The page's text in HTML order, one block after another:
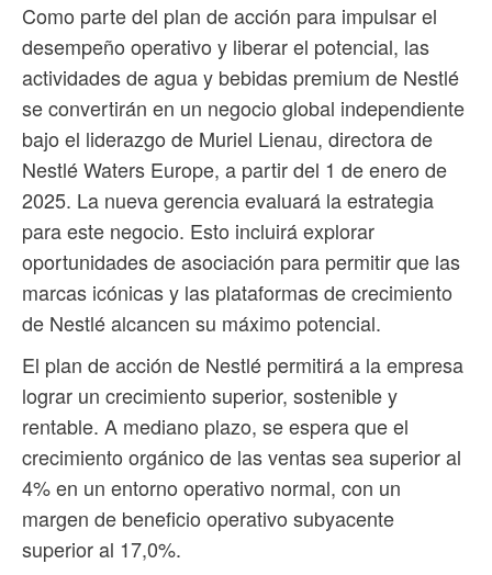
Como parte del plan de acción para impulsar el
desempeño operativo y liberar el potencial, las
actividades de agua y bebidas premium de Nestlé
se convertirán en un negocio global independiente
bajo el liderazgo de Muriel Lienau, directora de
Nestlé Waters Europe, a partir del 1 de enero de
2025. La nueva gerencia evaluará la estrategia
para este negocio. Esto incluirá explorar
oportunidades de asociación para permitir que las
marcas icónicas y las plataformas de crecimiento
de Nestlé alcancen su máximo potencial.
El plan de acción de Nestlé permitirá a la empresa
lograr un crecimiento superior, sostenible y
rentable. A mediano plazo, se espera que el
crecimiento orgánico de las ventas sea superior al
4% en un entorno operativo normal, con un
margen de beneficio operativo subyacente
superior al 17,0%.